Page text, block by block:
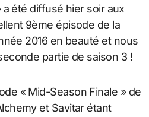
été diffusé hier soir aux
9ème épisode de la
2016 en beauté et nous
partie de saison 3 !
« Mid-Season Finale » de
et Savitar étant